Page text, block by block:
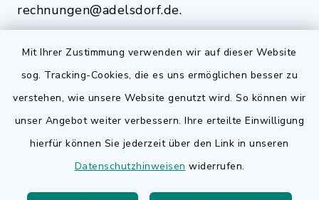
Mit Ihrer Zustimmung verwenden wir auf dieser Website
sog. Tracking-Cookies, die es uns ermöglichen besser zu
verstehen, wie unsere Website genutzt wird. So können wir
unser Angebot weiter verbessern. Ihre erteilte Einwilligung
hierfür können Sie jederzeit über den Link in unseren
Datenschutzhinweisen widerrufen.
rechnungen@adelsdorf.de.
Quicklinks
Bauen in Adelsdorf
BayernPortal